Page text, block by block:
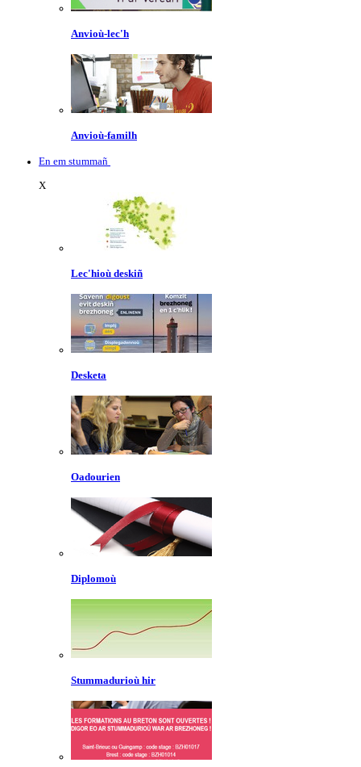
Anvioù-lec'h
Anvioù-familh
En em stummañ
X
Lec'hioù deskiñ
Desketa
Oadourien
Diplomoù
Stummadurioù hir